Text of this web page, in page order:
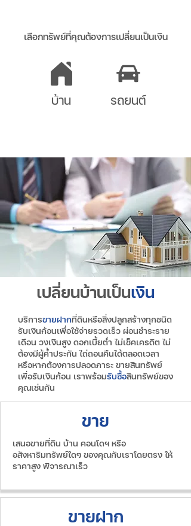
เลือกทรัพย์ที่คุณต้องการเปลี่ยนเป็นเงิน
บ้าน รถยนต์
เปลี่ยนบ้านเป็นเงิน
บริการขายฝากที่ดินหรือสิ่งปลูกสร้างทุกชนิด
รับเงินก้อนเพื่อใช้จ่ายรวดเร็ว ผ่อนชำระราย
เดือน วงเงินสูง ดอกเบี้ยต่ำ ไม่เช็คเครดิต ไม่
ต้องมีผู้ค้ำประกัน ไถ่ถอนคืนได้ตลอดเวลา
หรือหากต้องการปลอดภาระ ขายสินทรัพย์
เพื่อรับเงินก้อน เราพร้อมรับซื้อสินทรัพย์ของ
คุณเช่นกัน
ขาย
เสนอขายที่ดิน บ้าน คอนโดฯ หรือ
อสังหาริมทรัพย์ใดๆ ของคุณกับเราโดยตรง ให้
ราคาสูง พิจารณาเร็ว
ขายฝาก